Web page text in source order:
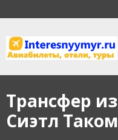
Трансфер
Сиэтл